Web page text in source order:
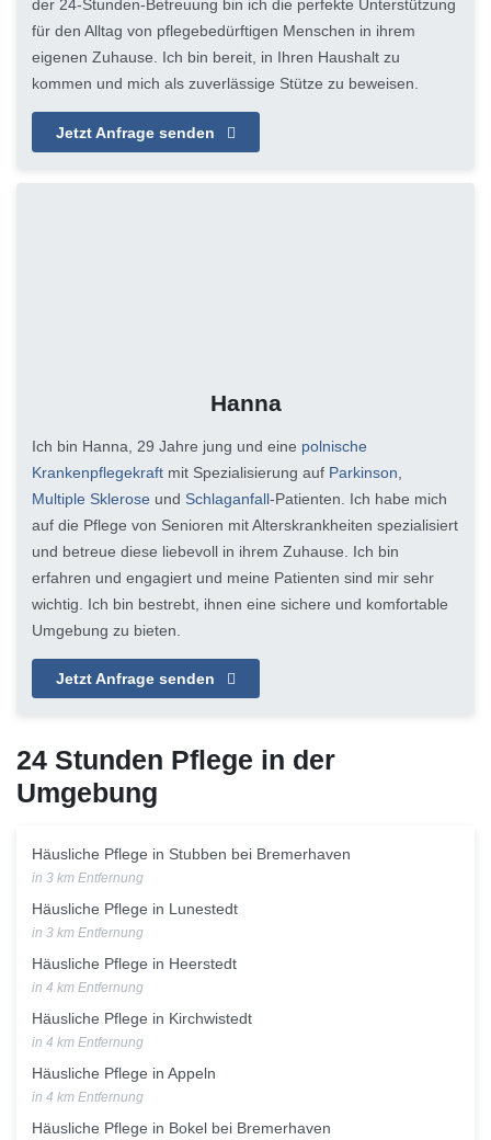
der 24-Stunden-Betreuung bin ich die perfekte Unterstützung
für den Alltag von pflegebedürftigen Menschen in ihrem
eigenen Zuhause. Ich bin bereit, in Ihren Haushalt zu
kommen und mich als zuverlässige Stütze zu beweisen.
Jetzt Anfrage senden
Hanna
Ich bin Hanna, 29 Jahre jung und eine polnische
Krankenpflegekraft mit Spezialisierung auf Parkinson
Multiple Sklerose und Schlaganfall-Patienten. Ich habe mich
auf die Pflege von Senioren mit Alterskrankheiten spezialisiert
und betreue diese liebevoll in ihrem Zuhause. Ich bin
erfahren und engagiert und meine Patienten sind mir sehr
wichtig. Ich bin bestrebt, ihnen eine sichere und komfortable
Umgebung zu bieten.
Jetzt Anfrage senden
24 Stunden Pflege in der
Umgebung
Häusliche Pflege in Stubben bei Bremerhaven
in 3 km Entfernung
Häusliche Pflege in Lunestedt
in 3 km Entfernung
Häusliche Pflege in Heerstedt
in 4 km Entfernung
Häusliche Pflege in Kirchwistedt
in 4 km Entfernung
Häusliche Pflege in Appeln
in 4 km Entfernung
Häusliche Pflege in Bokel bei Bremerhaven